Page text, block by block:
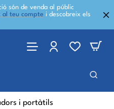
són de venda al públic
al teu compte i descobreix els
i portàtils